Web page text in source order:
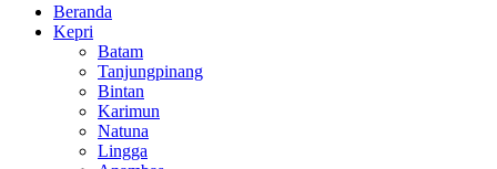
Beranda
Kepri
Batam
Tanjungpinang
Bintan
Karimun
Natuna
Lingga